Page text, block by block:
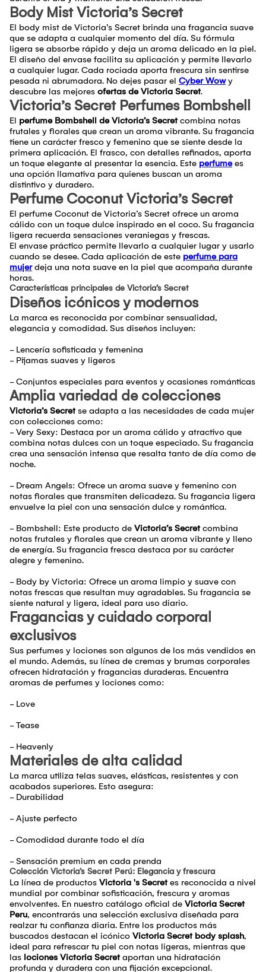
Body Mist Victoria’s Secret
El body mist de Victoria’s Secret brinda una fragancia suave
que se adapta a cualquier momento del día. Su fórmula
ligera se absorbe rápido y deja un aroma delicado en la piel.
El diseño del envase facilita su aplicación y permite llevarlo
a cualquier lugar. Cada rociada aporta frescura sin sentirse
pesada ni abrumadora. No dejes pasar el Cyber Wowy
descubre las mejores ofertas de Victoria Secret.
Victoria’s Secret Perfumes Bombshell
El perfume Bombshell de Victoria’s Secretcombina notas
frutales y florales que crean un aroma vibrante. Su fragancia
tiene un carácter fresco y femenino que se siente desde la
primera aplicación. El frasco, con detalles refinados, aporta
un toque elegante al presentar la esencia. Este perfumees
una opción llamativa para quienes buscan un aroma
distintivo y duradero.
Perfume Coconut Victoria’s Secret
El perfume Coconut de Victoria’s Secret ofrece un aroma
cálido con un toque dulce inspirado en el coco. Su fragancia
ligera recuerda sensaciones veraniegas y frescas.
El envase práctico permite llevarlo a cualquier lugar y usarlo
cuando se desee. Cada aplicación de este perfume para
mujerdeja una nota suave en la piel que acompaña durante
horas.
Características principales de Victoria’s Secret
Diseños icónicos y modernos
La marca es reconocida por combinar sensualidad,
elegancia y comodidad. Sus diseños incluyen:
- Lencería sofisticada y femenina
- Pijamas suaves y ligeros
- Conjuntos especiales para eventos y ocasiones románticas
Amplia variedad de colecciones
Victoria’s Secretse adapta a las necesidades de cada mujer
con colecciones como:
- Very Sexy: Destaca por un aroma cálido y atractivo que
combina notas dulces con un toque especiado. Su fragancia
crea una sensación intensa que resalta tanto de día como de
noche.
- Dream Angels: Ofrece un aroma suave y femenino con
notas florales que transmiten delicadeza. Su fragancia ligera
envuelve la piel con una sensación dulce y romántica.
- Bombshell: Este producto de Victoria’s Secretcombina
notas frutales y florales que crean un aroma vibrante y lleno
de energía. Su fragancia fresca destaca por su carácter
alegre y femenino.
- Body by Victoria: Ofrece un aroma limpio y suave con
notas frescas que resultan muy agradables. Su fragancia se
siente natural y ligera, ideal para uso diario.
Fragancias y cuidado corporal
exclusivos
Sus perfumes y lociones son algunos de los más vendidos en
el mundo. Además, su línea de cremas y brumas corporales
ofrecen hidratación y fragancias duraderas. Encuentra
aromas de perfumes y lociones como:
- Love
- Tease
- Heavenly
Materiales de alta calidad
La marca utiliza telas suaves, elásticas, resistentes y con
acabados superiores. Esto asegura:
- Durabilidad
- Ajuste perfecto
- Comodidad durante todo el día
- Sensación premium en cada prenda
Colección Victoria’s Secret Perú: Elegancia y frescura
La línea de productos Victoria 's Secretes reconocida a nivel
mundial por combinar sofisticación, frescura y aromas
envolventes. En nuestro catálogo oficial de Victoria Secret
Peru, encontrarás una selección exclusiva diseñada para
realzar tu confianza diaria. Entre los productos más
buscados destacan el icónico Victoria Secret body splash,
ideal para refrescar tu piel con notas ligeras, mientras que
las lociones Victoria Secretaportan una hidratación
profunda y duradera con una fijación excepcional.